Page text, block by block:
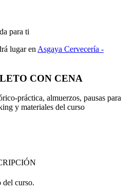
para ti
lugar en Asgaya Cervecería -
CON CENA
práctica, almuerzos, pausas para
y materiales del curso
del curso.